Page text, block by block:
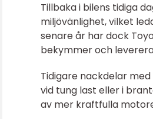
Tillbaka i bilens tidiga
miljövänlighet, vilket
senare år har dock
bekymmer och
Tidigare nackdelar
vid tung last eller i
av mer kraftfulla